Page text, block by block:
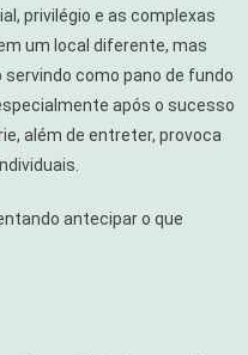
privilégio e as complexas
um local diferente, mas
como pano de fundo
após o sucesso
além de entreter, provoca
antecipar o que